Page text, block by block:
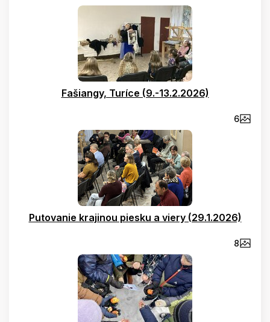
Fašiangy, Turíce (9.-13.2.2026)
6
Putovanie krajinou piesku a viery (29.1.2026)
8